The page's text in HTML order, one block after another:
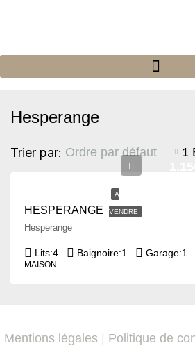
Hesperange
1
Trier par: Ordre par défaut
A
VENDRE
HESPERANGE
Hesperange
Lits:4 Baignoire:1 Garage:1
MAISON
Mentions légales| Politique de